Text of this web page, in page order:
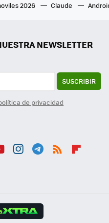
2026 Claude
NEWSLETTER
SUSCRIBIR
de privacidad